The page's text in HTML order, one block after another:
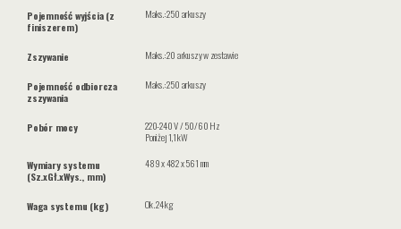
Pojemność wyjścia (z
finiszerem)
Maks.: 250 arkuszy
Zszywanie Maks.: 20 arkuszy w zestawie
Pojemność odbiorcza
zszywania
Maks.: 250 arkuszy
Pobór mocy
220-240 V / 50/60 Hz
Poniżej 1,1 kW
Wymiary systemu
(Sz.xGł.xWys., mm)
489 x 482 x 561 mm
Waga systemu (kg) Ok. 24 kg